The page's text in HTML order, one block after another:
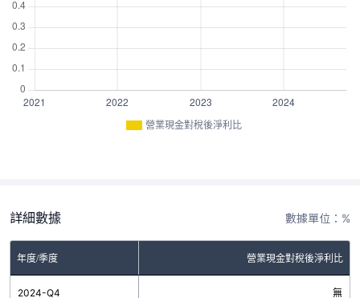
營業現金對稅後淨利比
詳細數據 數據單位：%
年度/季度 營業現金對稅後淨利比
2024-Q4 無